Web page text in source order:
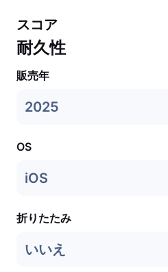
スコア
耐久性
販売年
2025
OS
iOS
折りたたみ
いいえ